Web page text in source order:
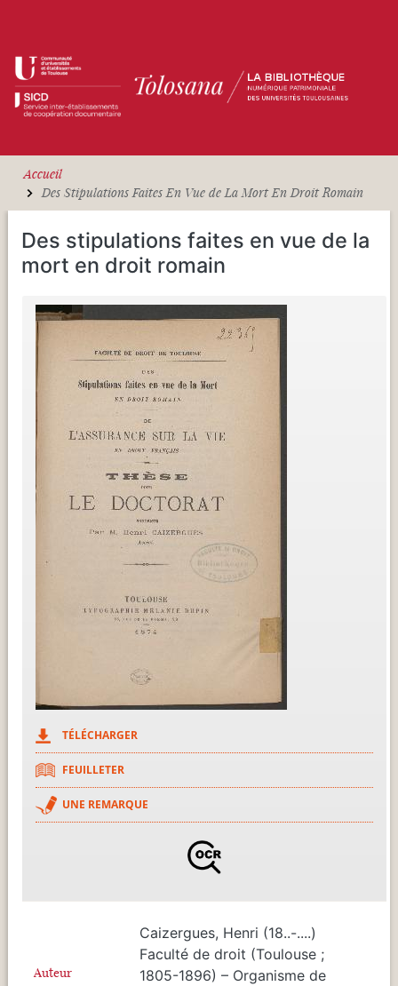
Accueil
Des Stipulations Faites En Vue de La Mort En Droit Romain
Des stipulations faites en vue de la
mort en droit romain
TÉLÉCHARGER
FEUILLETER
UNE REMARQUE
Auteur
Caizergues, Henri (18..-....)
Faculté de droit (Toulouse ;
1805-1896) – Organisme de